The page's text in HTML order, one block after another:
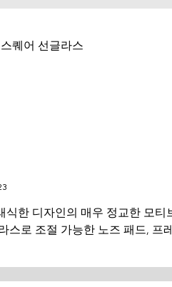
퀘어 선글라스
식한 디자인의 매우 정교한 모
스로 조절 가능한 노즈 패드, 프